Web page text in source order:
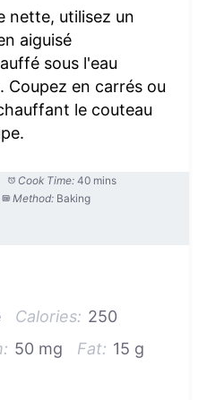
nette, utilisez un
aiguisé
sous l'eau
Coupez en carrés ou
le couteau
Cook Time: 40 mins
Method: Baking
Calories: 250
50 mg Fat: 15 g